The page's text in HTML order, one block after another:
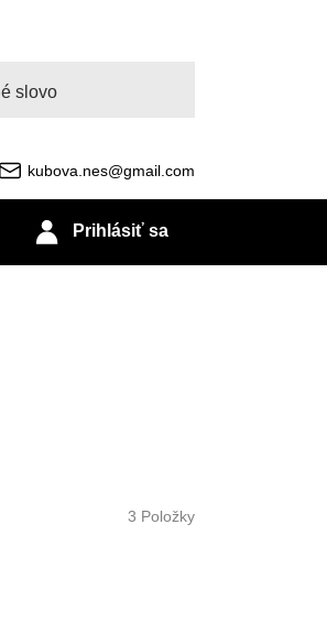
kubova.nes@gmail.com
Prihlásiť sa
3 Položky